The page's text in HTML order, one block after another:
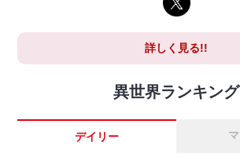
詳しく見る!!
異世界ランキング
デイリー